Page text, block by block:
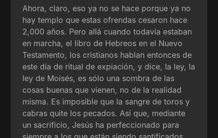
Ahora, claro, eso ya no se hace porque ya no
hay templo que estas ofrendas cesaron hace
2,000 años. Pero allá cuando todavía estaban
en marcha, el libro de Hebreos en el Nuevo
Testamento, los cristianos hablan entonces de
este día de ritual de expiación, y dice, la ley, la
ley de Moisés, es sólo una sombra de las
cosas buenas que vienen, no de la realidad
misma. Es imposible que la sangre de toros y
cabras quite los pecados. Así que, mediante
un sacrificio, Jesús ha perfeccionado para